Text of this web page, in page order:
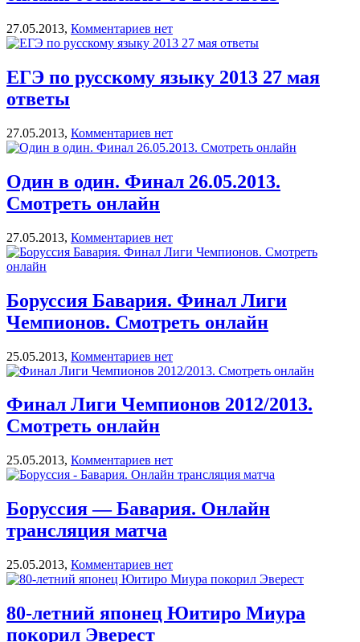
27.05.2013, Комментариев нет
ЕГЭ по русскому языку 2013 27 мая
ответы
27.05.2013, Комментариев нет
Один в один. Финал 26.05.2013.
Смотреть онлайн
27.05.2013, Комментариев нет
Боруссия Бавария. Финал Лиги
Чемпионов. Смотреть онлайн
25.05.2013, Комментариев нет
Финал Лиги Чемпионов 2012/2013.
Смотреть онлайн
25.05.2013, Комментариев нет
Боруссия — Бавария. Онлайн
трансляция матча
25.05.2013, Комментариев нет
80-летний японец Юитиро Миура
покорил Эверест